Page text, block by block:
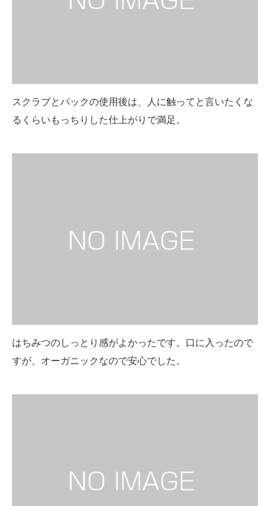
スクラブとパックの使用後は、人に触ってと言いたくな
るくらいもっちりした仕上がりで満足。
はちみつのしっとり感がよかったです。口に入ったので
すが、オーガニックなので安心でした。